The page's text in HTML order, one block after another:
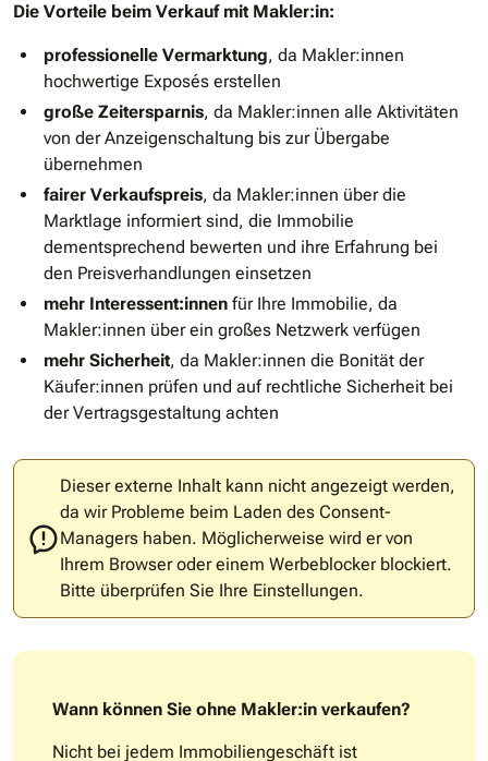
Die Vorteile beim Verkauf mit Makler:in:
professionelle Vermarktung, da Makler:innen
hochwertige Exposés erstellen
große Zeitersparnis, da Makler:innen alle Aktivitäten
von der Anzeigenschaltung bis zur Übergabe
übernehmen
fairer Verkaufspreis, da Makler:innen über die
Marktlage informiert sind, die Immobilie
dementsprechend bewerten und ihre Erfahrung bei
den Preisverhandlungen einsetzen
mehr Interessent:innen für Ihre Immobilie, da
Makler:innen über ein großes Netzwerk verfügen
mehr Sicherheit, da Makler:innen die Bonität der
Käufer:innen prüfen und auf rechtliche Sicherheit bei
der Vertragsgestaltung achten
Dieser externe Inhalt kann nicht angezeigt werden,
da wir Probleme beim Laden des Consent-
Managers haben. Möglicherweise wird er von
Ihrem Browser oder einem Werbeblocker blockiert.
Bitte überprüfen Sie Ihre Einstellungen.
Wann können Sie ohne Makler:in verkaufen?
Nicht bei jedem Immobiliengeschäft ist